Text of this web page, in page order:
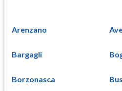
Arenzano
Bargagli
Borzonasca